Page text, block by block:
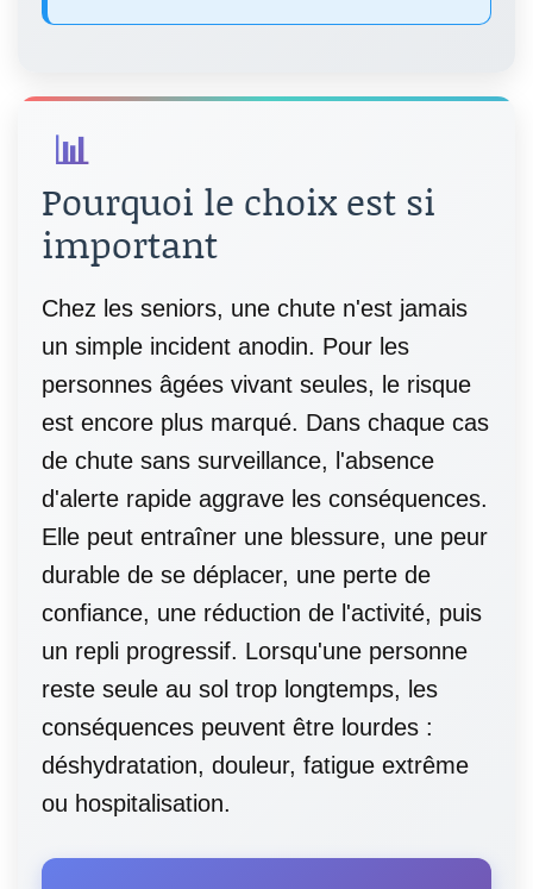
📊
Pourquoi le choix est si
important
Chez les seniors, une chute n'est jamais
un simple incident anodin. Pour les
personnes âgées vivant seules, le risque
est encore plus marqué. Dans chaque cas
de chute sans surveillance, l'absence
d'alerte rapide aggrave les conséquences.
Elle peut entraîner une blessure, une peur
durable de se déplacer, une perte de
confiance, une réduction de l'activité, puis
un repli progressif. Lorsqu'une personne
reste seule au sol trop longtemps, les
conséquences peuvent être lourdes :
déshydratation, douleur, fatigue extrême
ou hospitalisation.